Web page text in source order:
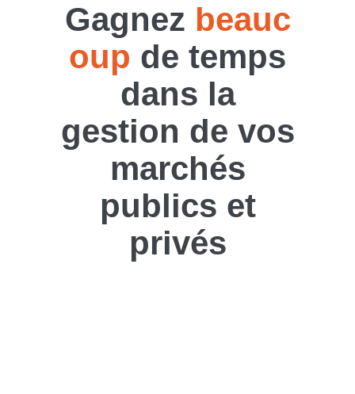
Gagnez beauc
oup de temps
dans la
gestion de vos
marchés
publics et
privés